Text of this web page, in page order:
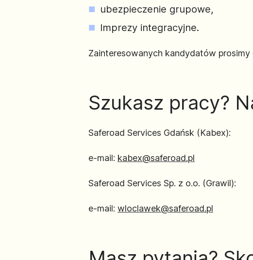
ubezpieczenie grupowe,
Imprezy integracyjne.
Zainteresowanych kandydatów
Szukasz pracy?
Saferoad Services Gdańsk (Kabex):
e-mail: kabex@saferoad.pl
Saferoad Services Sp. z o.o. (Grawil):
e-mail: wloclawek@saferoad.pl